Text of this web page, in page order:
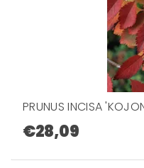
PRUNUS INCISA
€28,09